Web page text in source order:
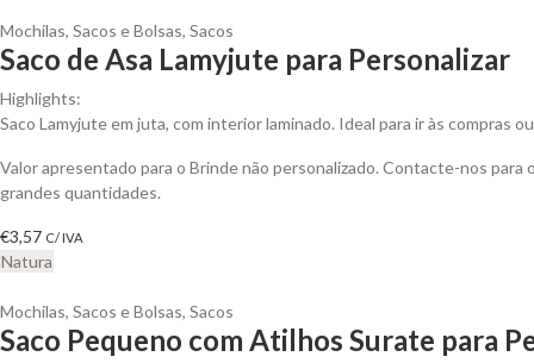
Mochilas, Sacos e Bolsas, Sacos
Saco de Asa Lamyjute para Personalizar
Highlights:
Saco Lamyjute em juta, com interior laminado. Ideal para ir às compras
Valor apresentado para o Brinde não personalizado. Contacte-nos
grandes quantidades.
€3,57 C/ IVA
Natura
Mochilas, Sacos e Bolsas, Sacos
Saco Pequeno com Atilhos Surate para